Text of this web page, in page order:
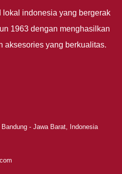
lokal indonesia yang bergerak
1963 dengan menghasilkan
aksesories yang berkualitas.
- Jawa Barat, Indonesia